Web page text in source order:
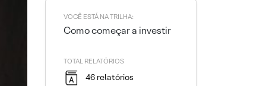
VOCÊ ESTÁ NA TRILHA:
Como começar a investir
TOTAL RELATÓRIOS
46 relatórios